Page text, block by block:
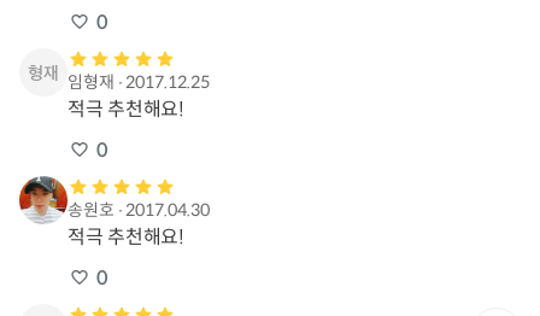
0
임형재 ∙2017.12.25
적극 추천해요!
0
송원호 ∙2017.04.30
적극 추천해요!
0